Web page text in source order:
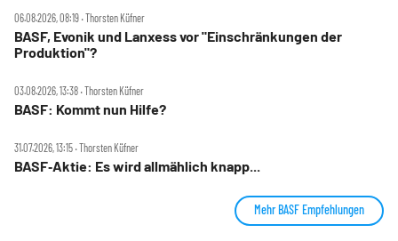
06.08.2026, 08:19 ‧ Thorsten Küfner
BASF, Evonik und Lanxess vor "Einschränkungen der
Produktion"?
03.08.2026, 13:38 ‧ Thorsten Küfner
BASF: Kommt nun Hilfe?
31.07.2026, 13:15 ‧ Thorsten Küfner
BASF‑Aktie: Es wird allmählich knapp...
Mehr BASF Empfehlungen